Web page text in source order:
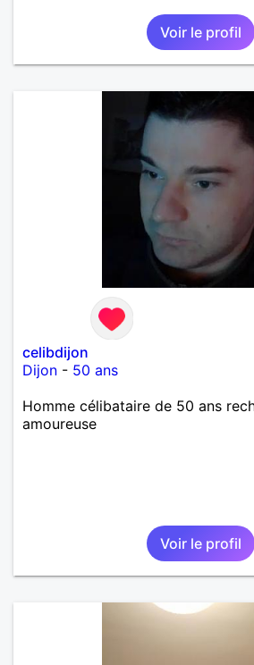
Voir le profil
celibdijon
Dijon - 50 ans
Homme célibataire de 50 ans
amoureuse
Voir le profil